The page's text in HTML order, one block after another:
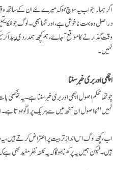
اگر ہمارا جواب یہ سوچ ہو کہ میرے لئے ان کے ساتھ وقت
دراصل وہ بہت ناخوش ہے، اور تنہا بھی۔ لوگ جو
وقت گذارنے کا موقع آجاۓ، ہم کچھ ہمدردی پیدا
نہیں۔
اچھی اور بری خبر سننا
چوتھا محکم اصول اچھی اور بری خبر سننا ہے۔ یہ
نہیں" کا اصول ان آٹھ میں سے ہر ایک پر لاگو ہوتا
اب، کچھ لوگ اس اندازِ تربیت پر اعتراض کرتے ہیں، یہ
ہیں۔ لیکن ہمیں یہ پرکھنا ہو گا کہ یہ نکتہ نظر مفید بھی